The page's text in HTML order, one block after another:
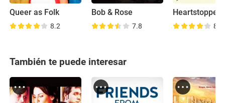
Queer as Folk
8.2
Bob & Rose
7.8
Heartstopper
8.7
También te puede interesar